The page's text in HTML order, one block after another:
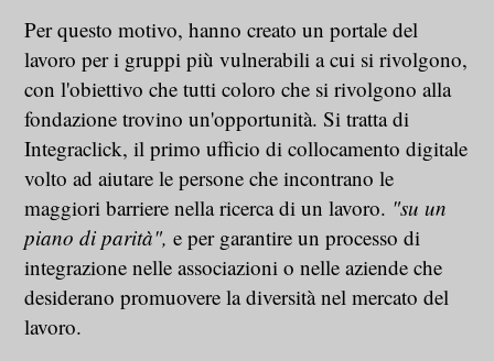
Per questo motivo, hanno creato un portale del
lavoro per i gruppi più vulnerabili a cui si rivolgono,
con l'obiettivo che tutti coloro che si rivolgono alla
fondazione trovino un'opportunità. Si tratta di
Integraclick, il primo ufficio di collocamento digitale
volto ad aiutare le persone che incontrano le
maggiori barriere nella ricerca di un lavoro. "su un
piano di parità",e per garantire un processo di
integrazione nelle associazioni o nelle aziende che
desiderano promuovere la diversità nel mercato del
lavoro.